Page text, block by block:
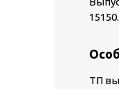
15150.
ТП